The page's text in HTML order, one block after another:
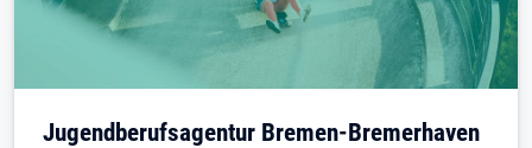
Jugendberufsagentur Bremen-Bremerhaven